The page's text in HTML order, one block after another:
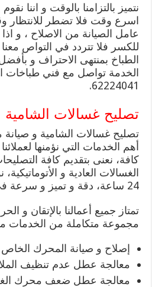
نتميز بالتزامنا بالوقت و اننا
اسرع وقت فلا تضطر للانتظار
عامل الصيانة من الاصلاح ، و
للكسر فلا تتردد في التواص
الطباخ بمنتهى الاحتراف و
الخدمة تواصل مع فني طباخات
62224041.
تصليح غسالات الشامية
تصليح غسالات الشامية و
أهم الخدمات التي نؤمنها
كافة، نعنى بتقديم كافة
الغسالات العادية و
24 ساعة، دقة و تميز و سرعة في إنجاز كافة الأعمال.
تمتاز جميع أعمالنا بالإتقان و
مجموعة متكاملة من الخدمات
إصلاح و صيانة المحرك الخاص
معالجة عطل عدم تنظيف
معالجة عطل ضعف محرك